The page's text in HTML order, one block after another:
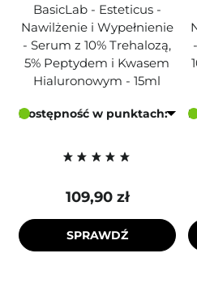
BasicLab - Esteticus -
Nawilżenie i Wypełnienie
- Serum z 10% Trehalozą,
5% Peptydem i Kwasem
Hialuronowym - 15ml
Dostępność w punktach:
109,90 zł
SPRAWDŹ